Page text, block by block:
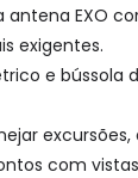
EXO
exigentes.
e bússola
com